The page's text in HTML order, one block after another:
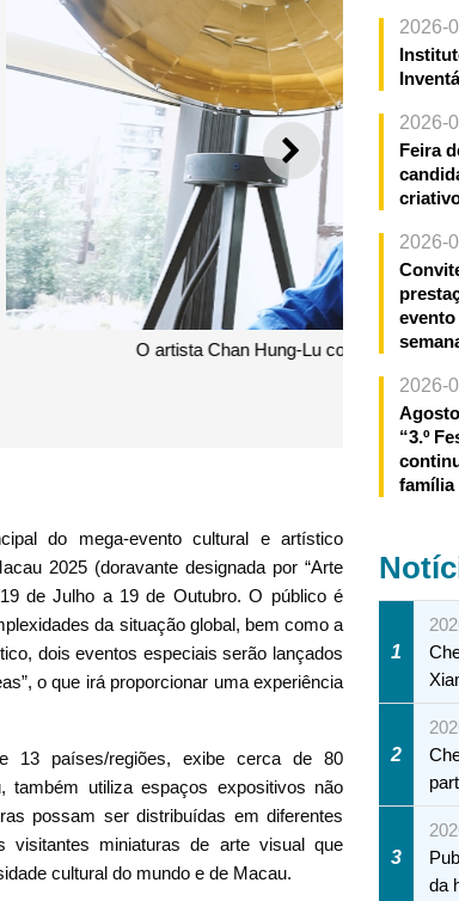
SEGUINTE
de alienígenas interiores”
do mega-evento cultural e artístico
2025 (doravante designada por “Arte
de Julho a 19 de Outubro. O público é
da situação global, bem como a
dois eventos especiais serão lançados
o que irá proporcionar uma experiência
13 países/regiões, exibe cerca de 80
também utiliza espaços expositivos não
possam ser distribuídas em diferentes
visitantes miniaturas de arte visual que
cultural do mundo e de Macau.
2026-
2026-
Feira
2026-
2026-
“3.º
família
1
2
3
da